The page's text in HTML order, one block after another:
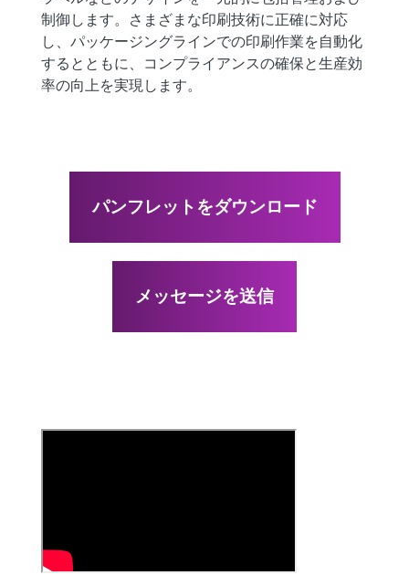
制御します。さまざまな印刷技術に正確に対応
し、パッケージングラインでの印刷作業を自動化
するとともに、コンプライアンスの確保と生産効
率の向上を実現します。
パンフレットをダウンロード
メッセージを送信